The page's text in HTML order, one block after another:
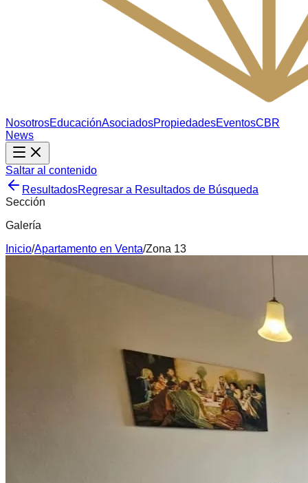
NosotrosEducaciónAsociadosPropiedadesEventosCBR
News
Saltar al contenido
ResultadosRegresar a Resultados de Búsqueda
Sección
Galería
Inicio/Apartamento en Venta/Zona 13